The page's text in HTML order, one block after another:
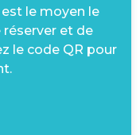
le moyen le
et de
le code QR pour